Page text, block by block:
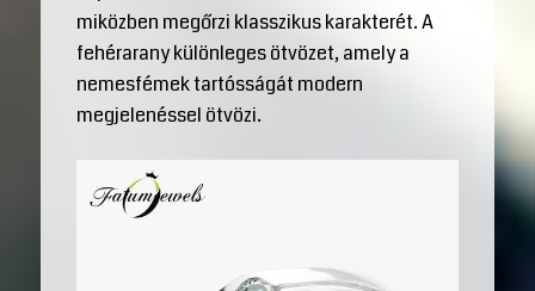
miközben megőrzi klasszikus karakterét. A
fehérarany különleges ötvözet, amely a
nemesfémek tartósságát modern
megjelenéssel ötvözi.